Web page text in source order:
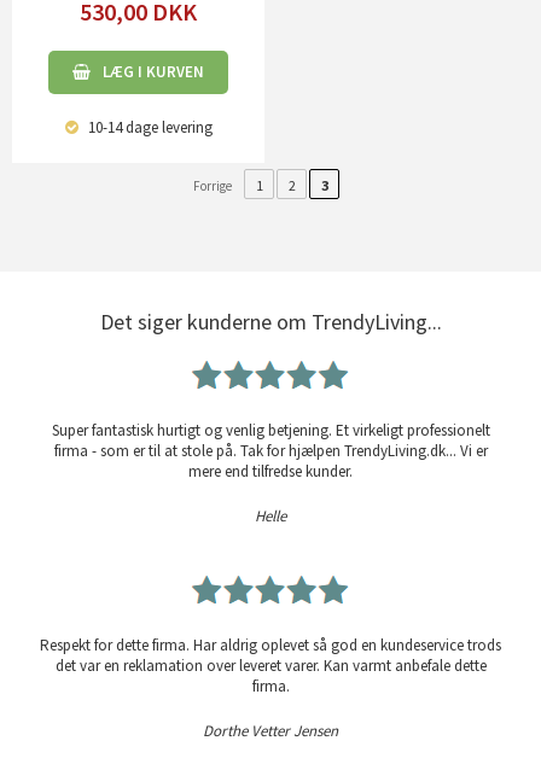
530,00 DKK
LÆG I KURVEN
10-14 dagelevering
Forrige 1 2 3
Det siger kunderne om TrendyLiving...
Super fantastisk hurtigt og venlig betjening. Et virkeligt professionelt
firma - som er til at stole på. Tak for hjælpen TrendyLiving.dk... Vi er
mere end tilfredse kunder.
Helle
Respekt for dette firma. Har aldrig oplevet så god en kundeservice trods
det var en reklamation over leveret varer. Kan varmt anbefale dette
firma.
Dorthe Vetter Jensen